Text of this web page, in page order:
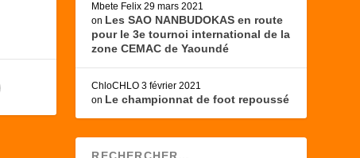
Mbete Felix 29 mars 2021
on Les SAO NANBUDOKAS en route
pour le 3e tournoi international de la
zone CEMAC de Yaoundé
ChloCHLO 3 février 2021
on Le championnat de foot repoussé